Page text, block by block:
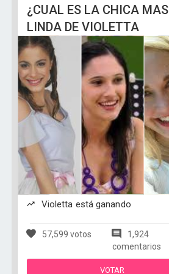
¿CUAL ES LA CHICA MAS
LINDA DE VIOLETTA
Violetta está ganando
57,599 votos
1,924
comentarios
VOTAR